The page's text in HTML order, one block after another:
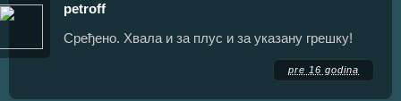
petroff
Сређено. Хвала и за плус и за указану грешку!
pre 16 godina